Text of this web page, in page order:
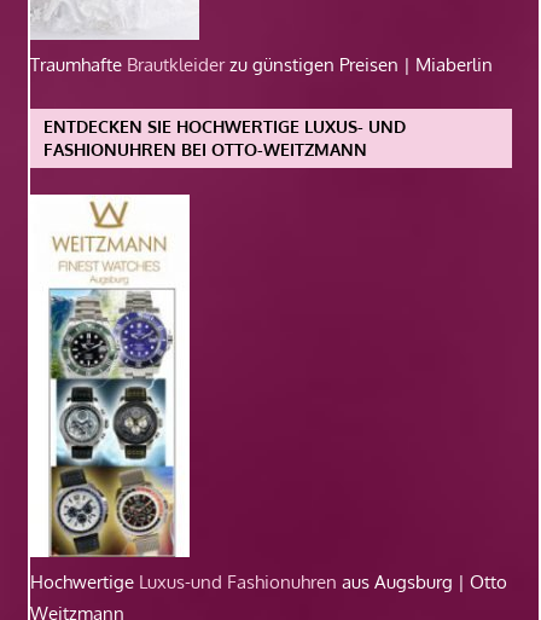
Traumhafte Brautkleiderzu günstigen Preisen | Miaberlin
ENTDECKEN SIE HOCHWERTIGE LUXUS- UND
FASHIONUHREN BEI OTTO-WEITZMANN
Hochwertige Luxus-und Fashionuhren aus Augsburg | Otto
Weitzmann